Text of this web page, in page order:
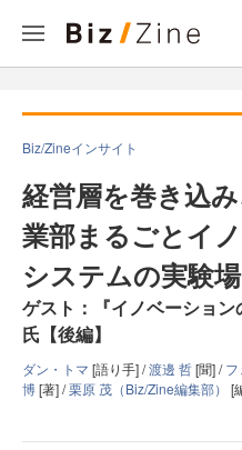
Biz/Zineインサイト
経営層を巻き込
業部まるごとイ
システムの実験
ゲスト：『イノベーショ
氏【後編】
ダン・トマ [語り手] /渡邊 哲[聞] /
博[著] /栗原 茂（Biz/Zine編集部） [